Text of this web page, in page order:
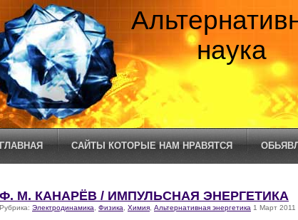
наука
ГЛАВНАЯ САЙТЫ КОТОРЫЕ НАМ НРАВЯТСЯ
Ф. М. КАНАРЁВ / ИМПУЛЬСНАЯ ЭНЕРГЕТИКА
Рубрика: Электродинамика Физика Химия Альтернативная энергетика 1 Март 2011